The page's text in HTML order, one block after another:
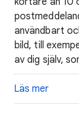
användbart
bild, till
av dig själv,
Läs mer